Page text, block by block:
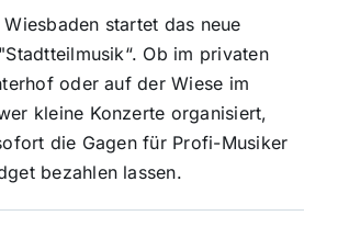
startet das neue
Ob im privaten
oder auf der Wiese im
kleine Konzerte organisiert,
die Gagen für Profi-Musiker
bezahlen lassen.